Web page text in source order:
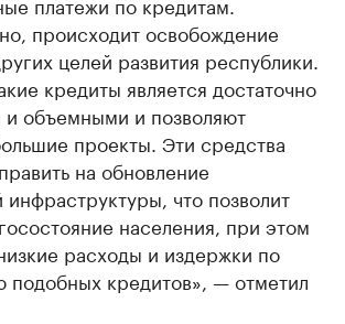
происходит освобождение
целей развития республики.
кредиты является достаточно
объемными и позволяют
проекты. Эти средства
на обновление
что позволит
населения, при этом
расходы и издержки по
подобных кредитов», — отметил